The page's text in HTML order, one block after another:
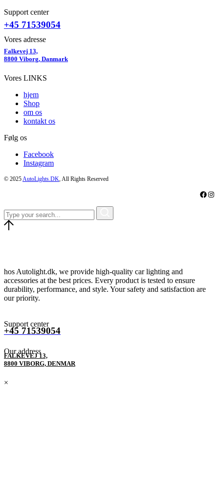
Support center
+45 71539054
Vores adresse
Falkevej 13,
8800 Viborg, Danmark
Vores LINKS
hjem
Shop
om os
kontakt os
Følg os
Facebook
Instagram
© 2025 AutoLights.DK , All Rights Reserved
hos Autolight.dk, we provide high-quality car lighting and
accessories at the best prices. Every product is tested to ensure
durability, performance, and style. Your safety and satisfaction are
our priority.
Support center
+45 71539054
Our address
FALKEVEJ 13,
8800 VIBORG, DENMAR
×